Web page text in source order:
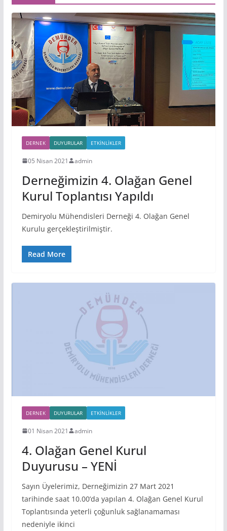
DERNEK DUYURULAR ETKINLIKLER
05 Nisan 2021 admin
Derneğimizin 4. Olağan Genel
Kurul Toplantısı Yapıldı
Demiryolu Mühendisleri Derneği 4. Olağan Genel
Kurulu gerçekleştirilmiştir.
Read More
DERNEK DUYURULAR ETKINLIKLER
01 Nisan 2021 admin
4. Olağan Genel Kurul
Duyurusu – YENİ
Sayın Üyelerimiz, Derneğimizin 27 Mart 2021
tarihinde saat 10.00’da yapılan 4. Olağan Genel Kurul
Toplantısında yeterli çoğunluk sağlanamaması
nedeniyle ikinci